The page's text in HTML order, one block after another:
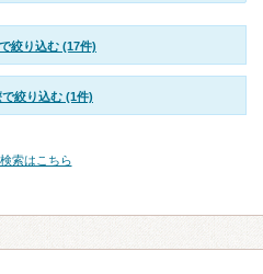
絞り込む (17件)
で絞り込む (1件)
索はこちら